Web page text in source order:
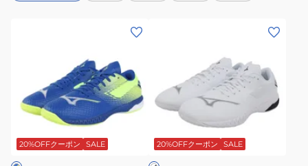
ィ
ス)
卓
20%OFFクーポン SALE
デ
ィ
ス)
卓
20%OFFクーポン SALE
ホ
ワ
イ